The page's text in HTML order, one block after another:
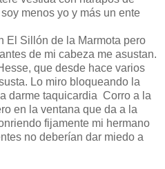
menos yo y más un ente
El Sillón de la Marmota pero
de mi cabeza me asustan.
que desde hace varios
Lo miro bloqueando la
darme taquicardia Corro a la
en la ventana que da a la
fijamente mi hermano
no deberían dar miedo a